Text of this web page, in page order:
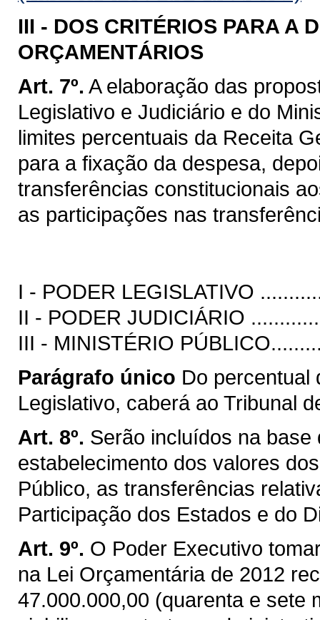
III - DOS CRITÉRIOS PARA A
ORÇAMENTÁRIOS
Art. 7º. A elaboração das
Legislativo e Judiciário e do
limites percentuais da Receita
para a fixação da despesa,
transferências constitucionais
as participações nas
I - PODER LEGISLATIVO
II - PODER JUDICIÁRIO
III - MINISTÉRIO
Parágrafo único Do percentual
Legislativo, caberá ao Tribunal
Art. 8º. Serão incluídos na
estabelecimento dos valores
Público, as transferências
Participação dos Estados e do
Art. 9º. O Poder Executivo
na Lei Orçamentária de 2012
47.000.000,00 (quarenta e sete